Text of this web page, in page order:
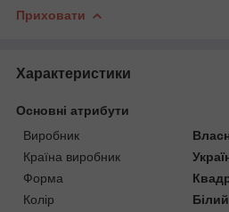
Приховати
Характеристики
Основні атрибути
Виробник
Країна виробник
Форма
Колір
Білий